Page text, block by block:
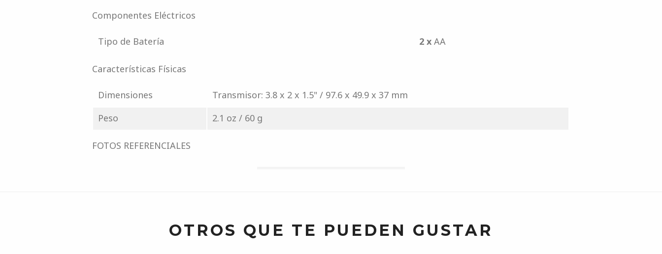
Componentes Eléctricos
Tipo de Batería 2 x AA
Características Físicas
Dimensiones
Transmisor: 3.8 x 2 x 1.5" / 97.6 x 49.9 x 37 mm
Peso
2.1 oz / 60 g
FOTOS REFERENCIALES
OTROS QUE TE PUEDEN GUSTAR